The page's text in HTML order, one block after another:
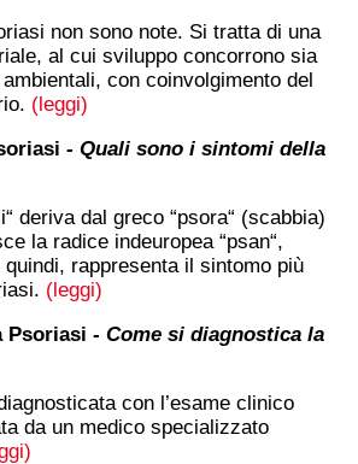
non sono note. Si tratta di una
al cui sviluppo concorrono sia
con coinvolgimento del
(leggi)
- Quali sono i sintomi della
deriva dal greco “psora“ (scabbia)
la radice indeuropea “psan“,
rappresenta il sintomo più
(leggi)
Psoriasi - Come si diagnostica la
con l’esame clinico
da un medico specializzato